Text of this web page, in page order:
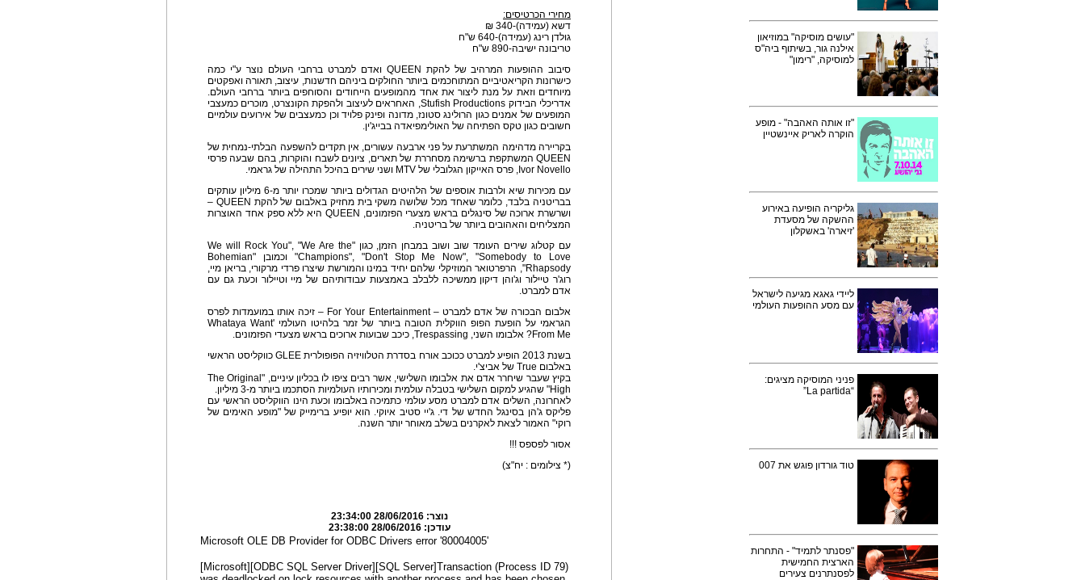
"עושים מוסיקה" במוזיאון
אילנה גור, בשיתוף ביה"ס
למוסיקה, "רימון"
"זו אותה האהבה" - מופע
הוקרה לאריק איינשטיין
גליקריה הופיעה באירוע
ההשקה של מסעדת
'זיארה' באשקלון
ליידי גאגא מגיעה לישראל
עם מסע ההופעות העולמי
פניני המוסיקה מציגים:
“La partida”
טוד גורדון פוגש את 007
"פסנתר לתמיד" - התחרות
הארצית החמישית
לפסנתרנים צעירים
מחירי הכרטיסים:
דשא (עמידה)-340 ₪
גולדן רינג (עמידה)-640 ש"ח
טריבונה ישיבה-890 ש"ח
סיבוב ההופעות המרהיב של להקת QUEEN ואדם למברט ברחבי העולם נוצר ע"י כמה
כישרונות הקריאטיביים המתוחכמים ביותר החולקים ביניהם חדשנות, עיצוב, תאורה ואפקטים
מיוחדים וזאת על מנת ליצור את אחד מהמופעים הייחודים והסוחפים ביותר ברחבי העולם.
אדריכלי הבידוק Stufish Productions, האחראים לעיצוב ולהפקת הקונצרט, מוכרים כמעצבי
המופעים של אמנים כגון הרולינג סטונז, מדונה ופינק פלויד וכן כמעצבים של אירועים עולמיים
חשובים כגון טקס הפתיחה של האולימפיאדה בבייג'ין.
בקריירה מדהימה המשתרעת על פני ארבעה עשורים, אין תקדים להשפעה הבלתי-נמחית של
QUEEN המשתקפת ברשימה מסחררת של תארים, ציונים לשבח והוקרות, בהם שבעה פרסי
Ivor Novello, פרס האייקון הגלובלי של MTV ושני שירים בהיכל התהילה של גראמי.
עם מכירות שיא ולרבות אוספים של הלהיטים הגדולים ביותר שמכרו יותר מ-6 מיליון עותקים
בבריטניה בלבד, כלומר שאחד מכל שלושה משקי בית מחזיק באלבום של להקת QUEEN –
ושרשרת ארוכה של סינגלים בראש מצערי הפזמונים, QUEEN היא ללא ספק אחד האוצרות
המצליחים והאהובים ביותר של בריטניה.
עם קטלוג שירים העומד שוב ושוב במבחן הזמן, כגון "We will Rock You", "We Are the
Champions", "Don't Stop Me Now", "Somebody to Love" וכמובן "Bohemian
Rhapsody", הרפרטואר המוזיקלי שלהם יחיד במינו והמורשת שיצרו פרדי מרקורי, בריאן מיי,
רוג'ר טיילור וג'והן דיקון ממשיכה ללבלב באמצעות עבודותיהם של מיי וטיילור וכעת גם עם
אדם למברט.
אלבום הבכורה של אדם למברט – For Your Entertainment – זיכה אותו במועמדות לפרס
הגראמי על הופעת הפופ הווקלית הטובה ביותר של זמר בלהיטו העולמי 'Whataya Want
From Me? אלבומו השני, Trespassing, כיכב שבועות ארוכים בראש מצעדי הפזמונים.
בשנת 2013 הופיע למברט ככוכב אורח בסדרת הטלוויזיה הפופולרית GLEE כווקליסט הראשי
באלבום True של אביצ'י.
בקיץ שעבר שיחרר אדם את אלבומו השלישי, אשר רבים ציפו לו בכליון עיניים, "The Original
High" שהגיע למקום השלישי בטבלה עולמית ומכירותיו העולמיות הסתכמו ביותר מ-3 מיליון.
לאחרונה, השלים אדם למברט מסע עולמי כתמיכה באלבומו וכעת הינו הווקליסט הראשי עם
פליקס ג'הן בסינגל החדש של די. ג'יי סטיב איוקי. הוא יופיע ברימייק של "מופע האימים של
רוקי" האמור לצאת לאקרנים בשלב מאוחר יותר השנה.
אסור לפספס !!!
(* צילומים : יח"צ)
נוצר:28/06/2016 23:34:00
עודכן:28/06/2016 23:38:00